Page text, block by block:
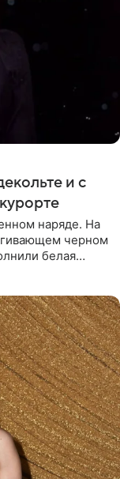
и с
наряде. На
черном
белая